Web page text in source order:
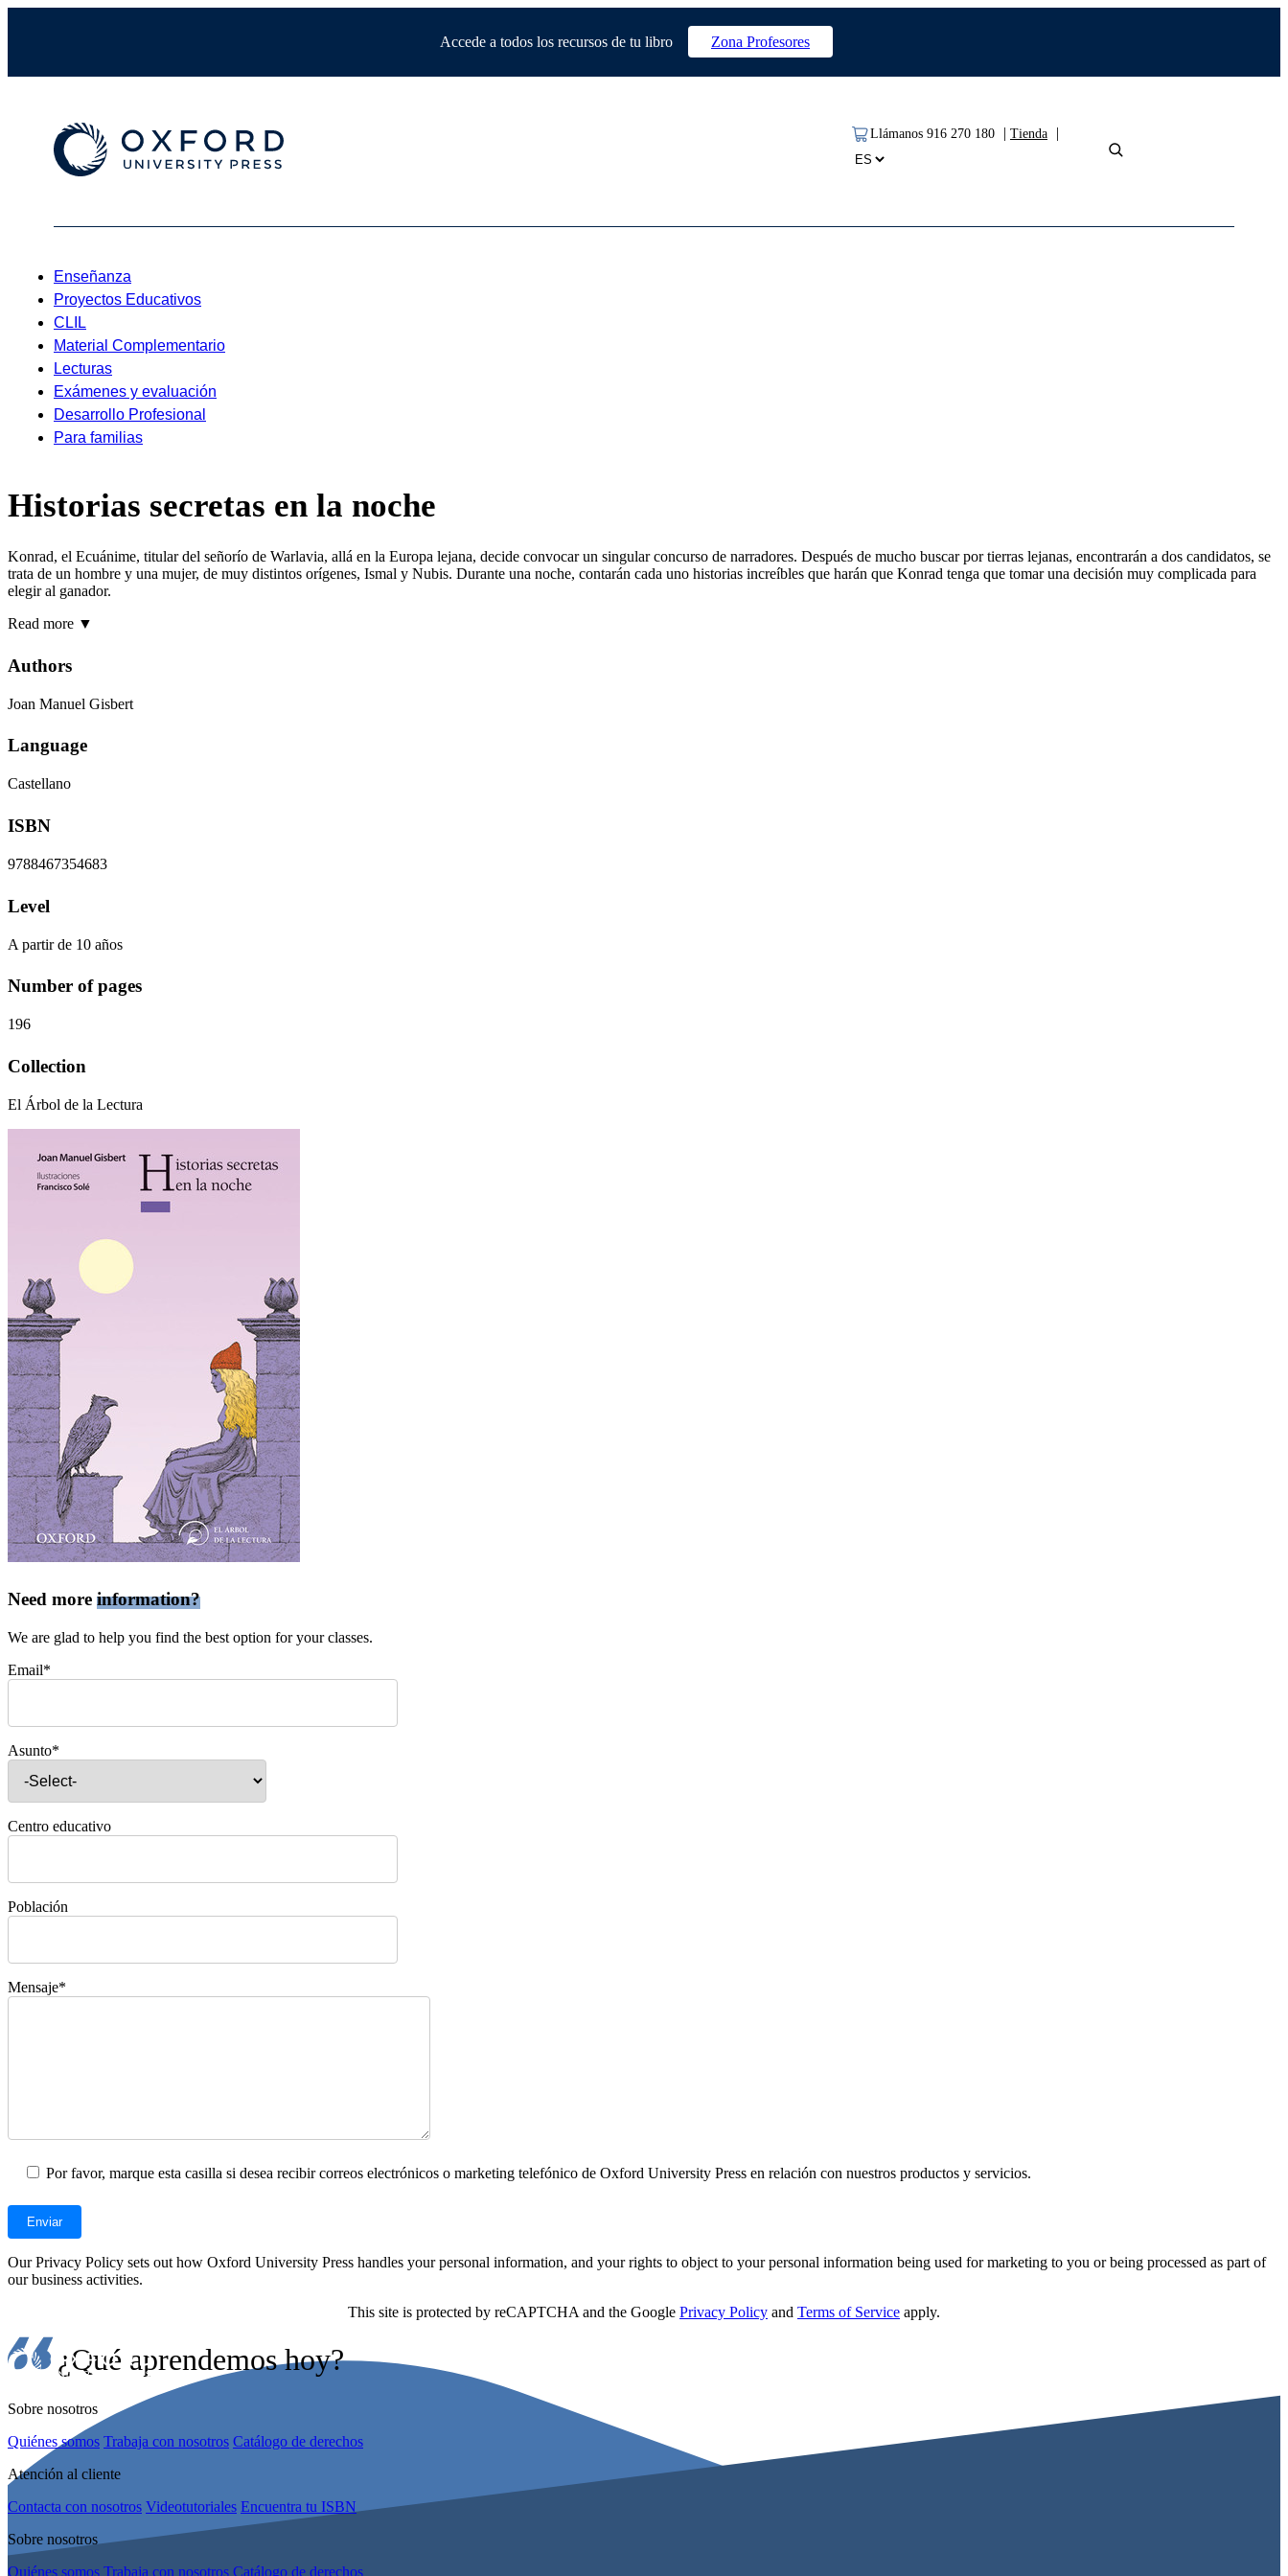
Accede a todos los recursos de tu libro Zona Profesores
Llámanos 916 270 180 Tienda
Enseñanza
Proyectos Educativos
CLIL
Material Complementario
Lecturas
Exámenes y evaluación
Desarrollo Profesional
Para familias
Historias secretas en la noche
Konrad, el Ecuánime, titular del señorío de Warlavia, allá en la Europa lejana, decide convocar un singular concurso de narradores. Después de mucho buscar por tierras lejanas, encontrarán a dos candidatos, se
trata de un hombre y una mujer, de muy distintos orígenes, Ismal y Nubis. Durante una noche, contarán cada uno historias increíbles que harán que Konrad tenga que tomar una decisión muy complicada para
elegir al ganador.
Read more ▼
Authors
Joan Manuel Gisbert
Language
Castellano
ISBN
9788467354683
Level
A partir de 10 años
Number of pages
196
Collection
El Árbol de la Lectura
Need more information?
We are glad to help you find the best option for your classes.
Email*
Asunto*
Centro educativo
Población
Mensaje*
Por favor, marque esta casilla si desea recibir correos electrónicos o marketing telefónico de Oxford University Press en relación con nuestros productos y servicios.
Our Privacy Policy sets out how Oxford University Press handles your personal information, and your rights to object to your personal information being used for marketing to you or being processed as part of
our business activities.
This site is protected by reCAPTCHA and the Google Privacy Policy and Terms of Service apply.
¿Qué aprendemos hoy?
Sobre nosotros
Quiénes somos Trabaja con nosotros Catálogo de derechos
Atención al cliente
Contacta con nosotros Videotutoriales Encuentra tu ISBN
Sobre nosotros
Quiénes somos Trabaja con nosotros Catálogo de derechos